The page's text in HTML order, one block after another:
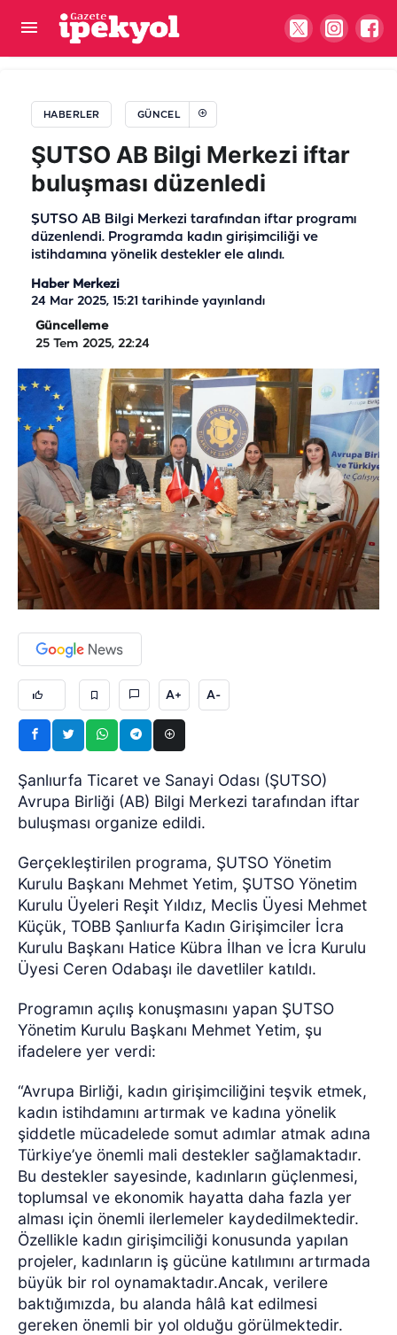
HABERLER GÜNCEL
ŞUTSO AB Bilgi Merkezi iftar
buluşması düzenledi
ŞUTSO AB Bilgi Merkezi tarafından iftar programı
düzenlendi. Programda kadın girişimciliği ve
istihdamına yönelik destekler ele alındı.
Haber Merkezi
24 Mar 2025, 15:21 tarihinde yayınlandı
Güncelleme
25 Tem 2025, 22:24
A+ A-
Şanlıurfa Ticaret ve Sanayi Odası (ŞUTSO)
Avrupa Birliği (AB) Bilgi Merkezi tarafından iftar
buluşması organize edildi.
Gerçekleştirilen programa, ŞUTSO Yönetim
Kurulu Başkanı Mehmet Yetim, ŞUTSO Yönetim
Kurulu Üyeleri Reşit Yıldız, Meclis Üyesi Mehmet
Küçük, TOBB Şanlıurfa Kadın Girişimciler İcra
Kurulu Başkanı Hatice Kübra İlhan ve İcra Kurulu
Üyesi Ceren Odabaşı ile davetliler katıldı.
Programın açılış konuşmasını yapan ŞUTSO
Yönetim Kurulu Başkanı Mehmet Yetim, şu
ifadelere yer verdi:
“Avrupa Birliği, kadın girişimciliğini teşvik etmek,
kadın istihdamını artırmak ve kadına yönelik
şiddetle mücadelede somut adımlar atmak adına
Türkiye’ye önemli mali destekler sağlamaktadır.
Bu destekler sayesinde, kadınların güçlenmesi,
toplumsal ve ekonomik hayatta daha fazla yer
alması için önemli ilerlemeler kaydedilmektedir.
Özellikle kadın girişimciliği konusunda yapılan
projeler, kadınların iş gücüne katılımını artırmada
büyük bir rol oynamaktadır.Ancak, verilere
baktığımızda, bu alanda hâlâ kat edilmesi
gereken önemli bir yol olduğu görülmektedir.
Şanlıurfa'da ulaşımda bir devir kapandı! Yeni